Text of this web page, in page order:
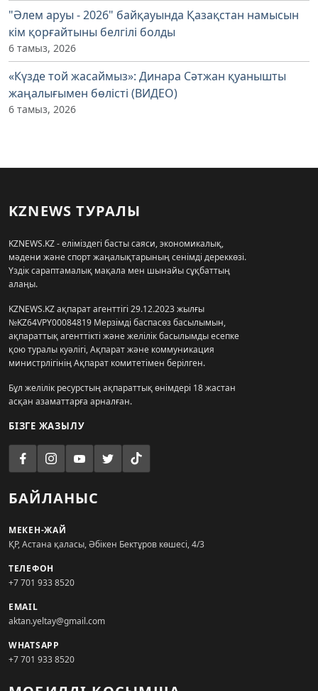
"Әлем аруы - 2026" байқауында Қазақстан намысын
кім қорғайтыны белгілі болды
6 тамыз, 2026
«Күзде той жасаймыз»: Динара Сәтжан қуанышты
жаңалығымен бөлісті (ВИДЕО)
6 тамыз, 2026
KZNEWS ТУРАЛЫ
KZNEWS.KZ - еліміздегі басты саяси, экономикалық,
мәдени және спорт жаңалықтарының сенімді дереккөзі.
Үздік сараптамалық мақала мен шынайы сұқбаттың
алаңы.
KZNEWS.KZ ақпарат агенттігі 29.12.2023 жылғы
№KZ64VPY00084819 Мерзімді баспасөз басылымын,
ақпараттық агенттікті және желілік басылымды есепке
қою туралы куәлігі, Ақпарат және коммуникация
министрлігінің Ақпарат комитетімен берілген.
Бұл желілік ресурстың ақпараттық өнімдері 18 жастан
асқан азаматтарға арналған.
БІЗГЕ ЖАЗЫЛУ
БАЙЛАНЫС
МЕКЕН-ЖАЙ
ҚР, Астана қаласы, Әбікен Бектұров көшесі, 4/3
ТЕЛЕФОН
+7 701 933 8520
EMAIL
aktan.yeltay@gmail.com
WHATSAPP
+7 701 933 8520